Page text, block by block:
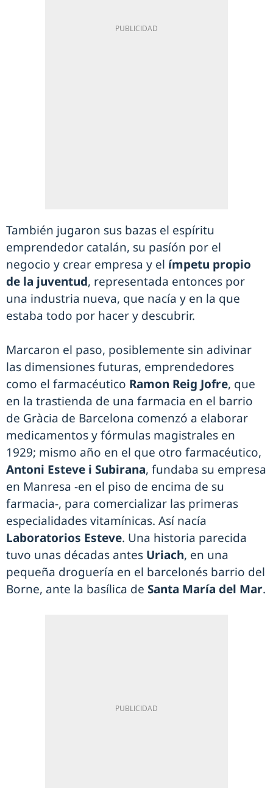
También jugaron sus bazas el espíritu
emprendedor catalán, su pasíón por el
negocio y crear empresa y el ímpetu propio
de la juventud, representada entonces por
una industria nueva, que nacía y en la que
estaba todo por hacer y descubrir.
Marcaron el paso, posiblemente sin adivinar
las dimensiones futuras, emprendedores
como el farmacéutico Ramon Reig Jofre, que
en la trastienda de una farmacia en el barrio
de Gràcia de Barcelona comenzó a elaborar
medicamentos y fórmulas magistrales en
1929; mismo año en el que otro farmacéutico,
Antoni Esteve i Subirana, fundaba su empresa
en Manresa -en el piso de encima de su
farmacia-, para comercializar las primeras
especialidades vitamínicas. Así nacía
Laboratorios Esteve. Una historia parecida
tuvo unas décadas antes Uriach, en una
pequeña droguería en el barcelonés barrio del
Borne, ante la basílica de Santa María del Mar.